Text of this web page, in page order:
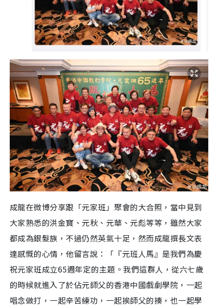
成龍在微博分享跟「元家班」聚會的大合照，當中見到
大家熟悉的洪金寶、元秋、元華、元彪等等，雖然大家
都成為銀髮族，不過仍然英氣十足，然而成龍撰長文表
達感慨的心情，他留言說：「『元班人馬』是我們為慶
祝元家班成立65週年定的主題。我們這群人，從六七歲
的時候就進入了於佔元師父的香港中國戲劇學院，一起
唱念做打，一起辛苦練功，一起挨師父的揍，也一起學